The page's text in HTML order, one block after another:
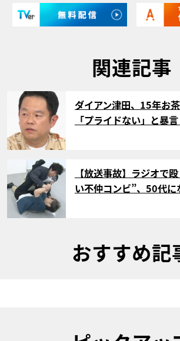
関連記事
ダイアン津田、15年お
「プライドない」と暴
【放送事故】ラジオで
い不仲コンビ”、50代
おすすめ記